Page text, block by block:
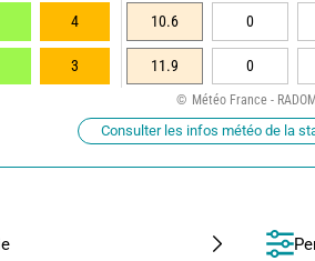
4 10.6 0
3 11.9 0
Météo France -
Consulter les infos météo de la